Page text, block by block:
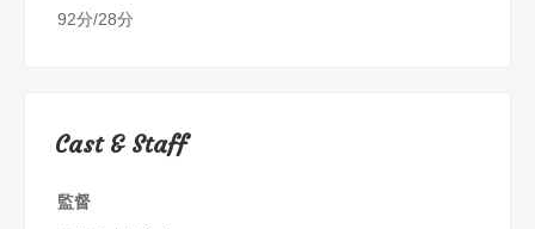
92分/28分
Cast & Staff
監督